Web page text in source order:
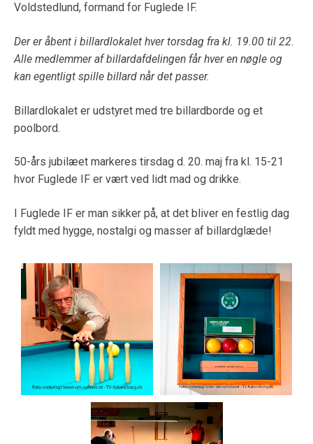
Voldstedlund, formand for Fuglede IF.
Der er åbent i billardlokalet hvertorsdag fra kl. 19.00 til 22.
Alle medlemmer af billardafdelingen får hver en nøgle og
kan egentligt spille billard når det passer.
Billardlokalet er udstyret med tre billardborde og et
poolbord.
50-års jubilæet markeres tirsdag d. 20. maj fra kl. 15-21
hvor Fuglede IF er vært ved lidt mad og drikke.
I Fuglede IF er man sikker på, at det bliver en festlig dag
fyldt med hygge, nostalgi og masser af billardglæde!